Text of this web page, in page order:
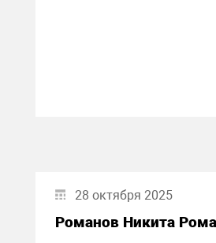
28 октября 2025
Романов Никита